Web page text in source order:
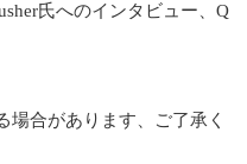
氏へのインタビュー、Q
場合があります、ご了承く